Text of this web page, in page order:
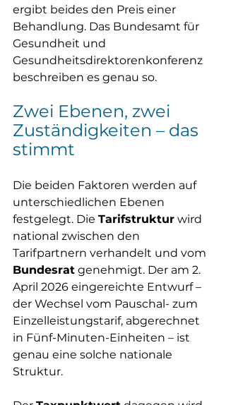
ergibt beides den Preis einer
Behandlung. Das Bundesamt für
Gesundheit und
Gesundheitsdirektorenkonferenz
beschreiben es genau so.
Zwei Ebenen, zwei
Zuständigkeiten – das
stimmt
Die beiden Faktoren werden auf
unterschiedlichen Ebenen
festgelegt. Die Tarifstruktur wird
national zwischen den
Tarifpartnern verhandelt und vom
Bundesrat genehmigt. Der am 2.
April 2026 eingereichte Entwurf –
der Wechsel vom Pauschal- zum
Einzelleistungstarif, abgerechnet
in Fünf-Minuten-Einheiten – ist
genau eine solche nationale
Struktur.